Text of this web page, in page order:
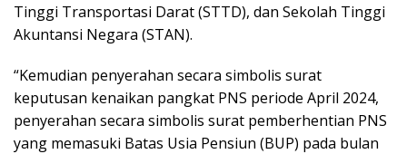
Tinggi Transportasi Darat (STTD), dan Sekolah Tinggi
Akuntansi Negara (STAN).
“Kemudian penyerahan secara simbolis surat
keputusan kenaikan pangkat PNS periode April 2024,
penyerahan secara simbolis surat pemberhentian PNS
yang memasuki Batas Usia Pensiun (BUP) pada bulan